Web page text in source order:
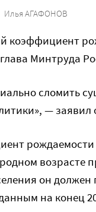
Илья АГАФОНОВ
коэффициент
глава Минтруда
сломить
—
рождаемости
возрасте
он
на конец